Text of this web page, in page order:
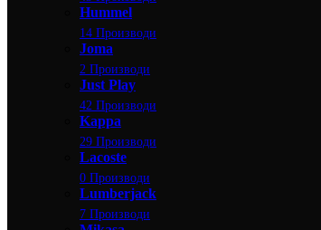
Hummel
14 Производи
Joma
2 Производи
Just Play
42 Производи
Kappa
29 Производи
Lacoste
0 Производи
Lumberjack
7 Производи